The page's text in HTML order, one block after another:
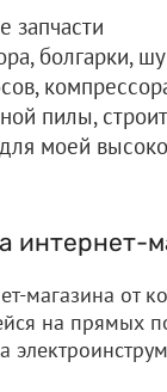
запчасти
болгарки,
пилы,
моей
интернет-
магазина от
на прямых